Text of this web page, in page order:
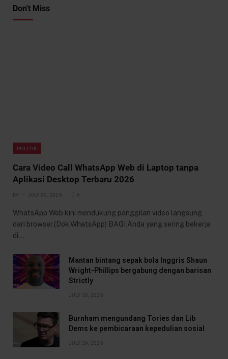
Don't Miss
POLITIK
Cara Video Call WhatsApp Web di Laptop tanpa
Aplikasi Desktop Terbaru 2026
BY JULY 30, 2026 6
WhatsApp Web kini mendukung panggilan video langsung
dari browser.(Dok.WhatsApp) BAGI Anda yang sering bekerja
di…
Mantan bintang sepak bola Inggris Shaun
Wright-Phillips bergabung dengan barisan
Strictly
JULY 30, 2026
Burnham mengundang Tories dan Lib
Dems ke pembicaraan kepedulian sosial
JULY 29, 2026